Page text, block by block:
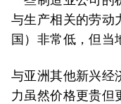
与生产相关的劳动
国）非常低，但当
与亚洲其他新兴经
力虽然价格更贵但